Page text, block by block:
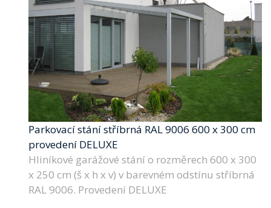
Parkovací stání stříbrná RAL 9006 600 x 300 cm
provedení DELUXE
Hliníkové garážové stání o rozměrech 600 x 300
x 250 cm (š x h x v) v barevném odstínu stříbrná
RAL 9006. Provedení DELUXE